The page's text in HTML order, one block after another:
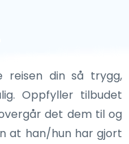
din så trygg,
Oppfyller tilbudet
det dem til og
at han/hun har gjort